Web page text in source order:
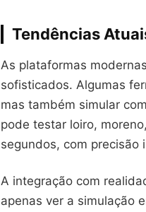
Tendências
As plataformas
sofisticados. Algumas
mas também simular
pode testar loiro,
segundos, com precisão
A integração com
apenas ver a simulação